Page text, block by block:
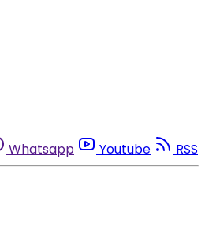
Whatsapp Youtube RSS